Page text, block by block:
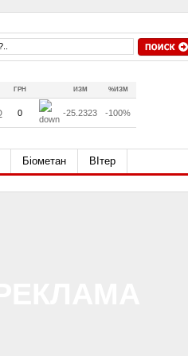
ГРН ИЗМ %ИЗМ
0 -25.2323 -100%
Біометан ВІтер